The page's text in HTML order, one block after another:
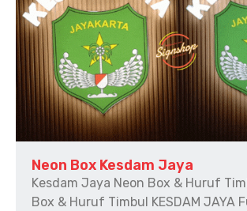
Neon Box Kesdam Jaya
Kesdam Jaya Neon Box & Huruf
Box & Huruf Timbul KESDAM JAYA